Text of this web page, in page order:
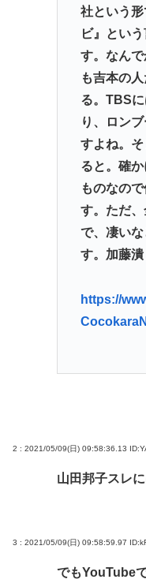
最強の調味料はマ
【急募】嫁の実家
Powered by livedoor
社という
ビ』とい
す。なん
も吉本の
る。TBS
り、ロン
すよね。
ると。確
ものなの
す。ただ
で、凄い
す。加藤潰
https://
2 : 2021/05/09(日) 09:58:36.13
山田邦子スレ
3 : 2021/05/09(日) 09:58:59.97
でもYouTube